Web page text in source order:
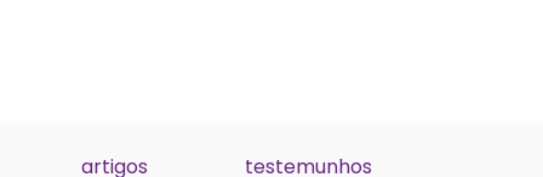
artigos testemunhos